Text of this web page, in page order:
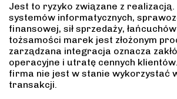
Jest to ryzyko związane z realizacją.
systemów informatycznych,
finansowej, sił sprzedaży,
tożsamości marek jest złożonym
zarządzana integracja oznacza
operacyjne i utratę cennych
firma nie jest w stanie wykorzystać
transakcji.